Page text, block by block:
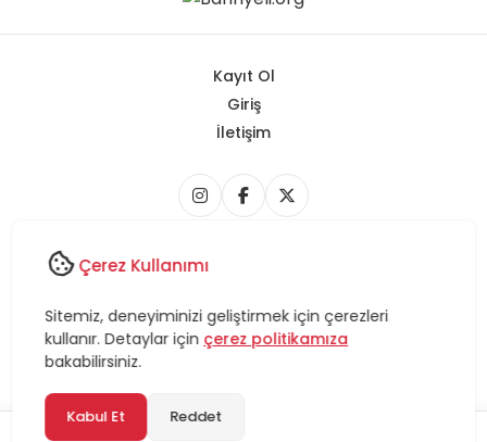
Kayıt Ol
Giriş
İletişim
Copyright © 2026 Bahriyeli.org - Tüm Hakları Saklıdır.
Bahriyeli.org, Sitemiz bünyesindeki içerikleri izinsiz kullananlar
hakkında T.C.K kanun ve yönetmeliklerine göre yasal işlem
başlatılacağını bu alandan yazılı olarak beyan ederiz!
Çerez Kullanımı
Sitemiz, deneyiminizi geliştirmek için çerezleri
kullanır. Detaylar için çerez politikamıza
bakabilirsiniz.
Kabul Et Reddet